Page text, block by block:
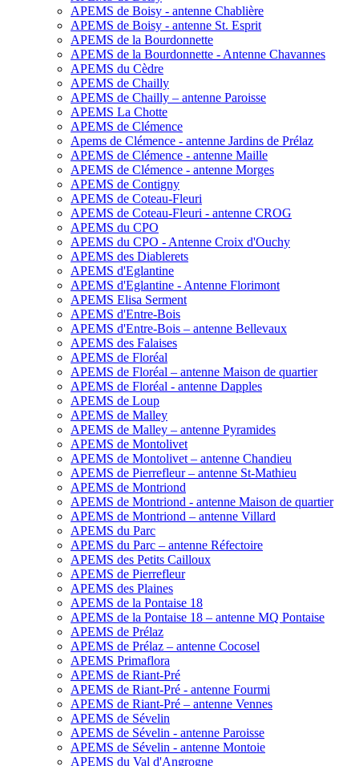
APEMS de Boisy - antenne Chablière
APEMS de Boisy - antenne St. Esprit
APEMS de la Bourdonnette
APEMS de la Bourdonnette - Antenne Chavannes
APEMS du Cèdre
APEMS de Chailly
APEMS de Chailly – antenne Paroisse
APEMS La Chotte
APEMS de Clémence
Apems de Clémence - antenne Jardins de Prélaz
APEMS de Clémence - antenne Maille
APEMS de Clémence - antenne Morges
APEMS de Contigny
APEMS de Coteau-Fleuri
APEMS de Coteau-Fleuri - antenne CROG
APEMS du CPO
APEMS du CPO - Antenne Croix d'Ouchy
APEMS des Diablerets
APEMS d'Eglantine
APEMS d'Eglantine - Antenne Florimont
APEMS Elisa Serment
APEMS d'Entre-Bois
APEMS d'Entre-Bois – antenne Bellevaux
APEMS des Falaises
APEMS de Floréal
APEMS de Floréal – antenne Maison de quartier
APEMS de Floréal - antenne Dapples
APEMS de Loup
APEMS de Malley
APEMS de Malley – antenne Pyramides
APEMS de Montolivet
APEMS de Montolivet – antenne Chandieu
APEMS de Pierrefleur – antenne St-Mathieu
APEMS de Montriond
APEMS de Montriond - antenne Maison de quartier
APEMS de Montriond – antenne Villard
APEMS du Parc
APEMS du Parc – antenne Réfectoire
APEMS des Petits Cailloux
APEMS de Pierrefleur
APEMS des Plaines
APEMS de la Pontaise 18
APEMS de la Pontaise 18 – antenne MQ Pontaise
APEMS de Prélaz
APEMS de Prélaz – antenne Cocosel
APEMS Primaflora
APEMS de Riant-Pré
APEMS de Riant-Pré - antenne Fourmi
APEMS de Riant-Pré – antenne Vennes
APEMS de Sévelin
APEMS de Sévelin - antenne Paroisse
APEMS de Sévelin - antenne Montoie
APEMS du Val d'Angrogne